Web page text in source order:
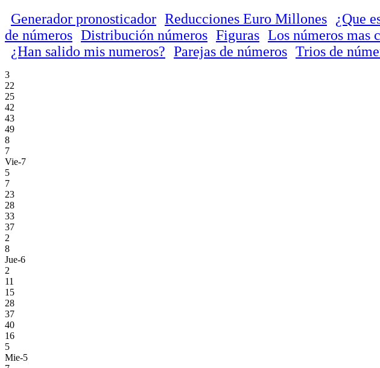
Generador pronosticador Reducciones Euro Millones ¿Que
de números Distribución números Figuras Los números mas
¿Han salido mis numeros? Parejas de números Trios de
3
22
25
42
43
49
8
7
Vie-7
5
7
23
28
33
37
2
8
Jue-6
2
11
15
28
37
40
16
5
Mie-5